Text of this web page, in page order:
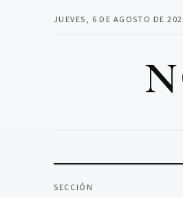
JUEVES, 6 DE AGOSTO DE
SECCIÓN